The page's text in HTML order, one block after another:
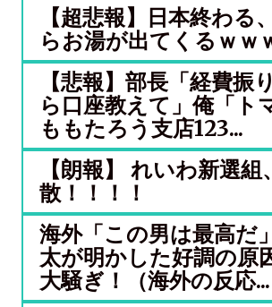
【超悲報】日本終わる
らお湯が出てくるｗｗ
【悲報】部長「経費振
ら口座教えて」俺「ト
ももたろう支店123...
【朗報】 れいわ新選組
散！！！！
海外「この男は最高だ
太が明かした好調の原
大騒ぎ！（海外の反応...